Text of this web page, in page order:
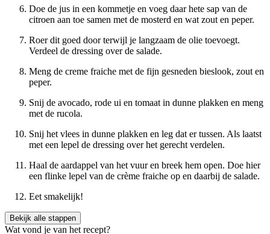
Doe de jus in een kommetje en voeg daar hete sap van de
citroen aan toe samen met de mosterd en wat zout en peper.
Roer dit goed door terwijl je langzaam de olie toevoegt.
Verdeel de dressing over de salade.
Meng de creme fraiche met de fijn gesneden bieslook, zout en
peper.
Snij de avocado, rode ui en tomaat in dunne plakken en meng
met de rucola.
Snij het vlees in dunne plakken en leg dat er tussen. Als laatst
met een lepel de dressing over het gerecht verdelen.
Haal de aardappel van het vuur en breek hem open. Doe hier
een flinke lepel van de crème fraiche op en daarbij de salade.
Eet smakelijk!
Bekijk alle stappen
Wat vond je van het recept?